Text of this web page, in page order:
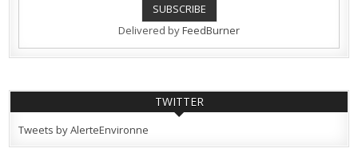
Delivered byFeedBurner
TWITTER
Tweets by AlerteEnvironne